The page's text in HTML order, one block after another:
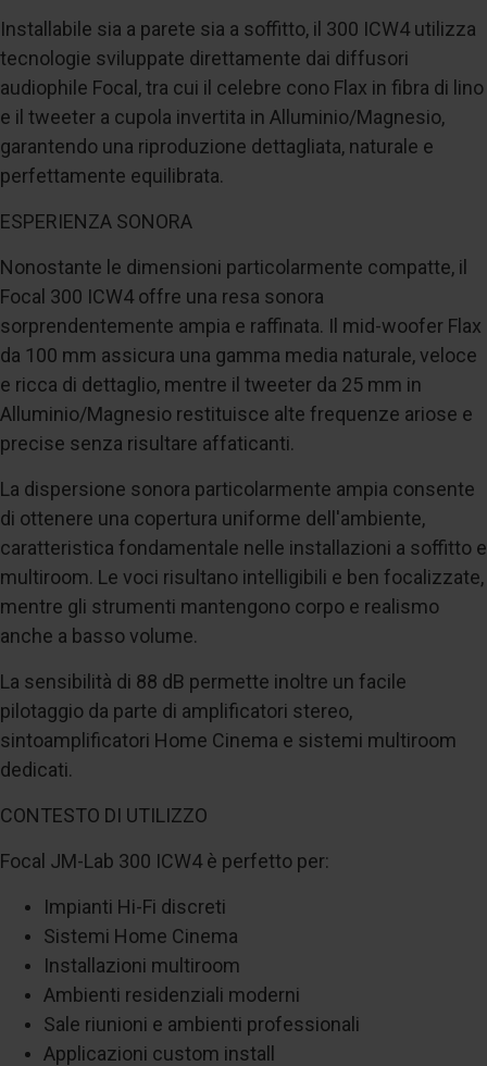
Installabile sia a parete sia a soffitto, il 300 ICW4 utilizza
tecnologie sviluppate direttamente dai diffusori
audiophile Focal, tra cui il celebre cono Flax in fibra di lino
e il tweeter a cupola invertita in Alluminio/Magnesio,
garantendo una riproduzione dettagliata, naturale e
perfettamente equilibrata.
ESPERIENZA SONORA
Nonostante le dimensioni particolarmente compatte, il
Focal 300 ICW4 offre una resa sonora
sorprendentemente ampia e raffinata. Il mid-woofer Flax
da 100 mm assicura una gamma media naturale, veloce
e ricca di dettaglio, mentre il tweeter da 25 mm in
Alluminio/Magnesio restituisce alte frequenze ariose e
precise senza risultare affaticanti.
La dispersione sonora particolarmente ampia consente
di ottenere una copertura uniforme dell'ambiente,
caratteristica fondamentale nelle installazioni a soffitto e
multiroom. Le voci risultano intelligibili e ben focalizzate,
mentre gli strumenti mantengono corpo e realismo
anche a basso volume.
La sensibilità di 88 dB permette inoltre un facile
pilotaggio da parte di amplificatori stereo,
sintoamplificatori Home Cinema e sistemi multiroom
dedicati.
CONTESTO DI UTILIZZO
Focal JM-Lab 300 ICW4 è perfetto per:
Impianti Hi-Fi discreti
Sistemi Home Cinema
Installazioni multiroom
Ambienti residenziali moderni
Sale riunioni e ambienti professionali
Applicazioni custom install